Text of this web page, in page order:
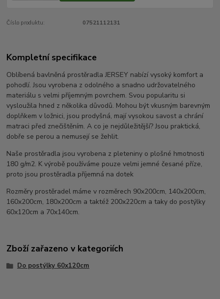
Číslo produktu: 07521112131
Kompletní specifikace
Oblíbená bavlněná prostěradla JERSEY nabízí vysoký komfort a
pohodlí. Jsou vyrobena z odolného a snadno udržovatelného
materiálu s velmi příjemným povrchem. Svou popularitu si
vysloužila hned z několika důvodů. Mohou být vkusným barevným
doplňkem v ložnici, jsou prodyšná, mají vysokou savost a chrání
matraci před znečištěním. A co je nejdůležitější? Jsou praktická,
dobře se perou a nemusejí se žehlit.
Naše prostěradla jsou vyrobena z pleteniny o plošné hmotnosti
180 g/m2. K výrobě používáme pouze velmi jemné česané příze,
proto jsou prostěradla příjemná na dotek
Rozměry prostěradel máme v rozměrech 90x200cm, 140x200cm,
160x200cm, 180x200cm a taktéž 200x220cm a taky do postýlky
60x120cm a 70x140cm.
Zboží zařazeno v kategoriích
Do postýlky 60x120cm